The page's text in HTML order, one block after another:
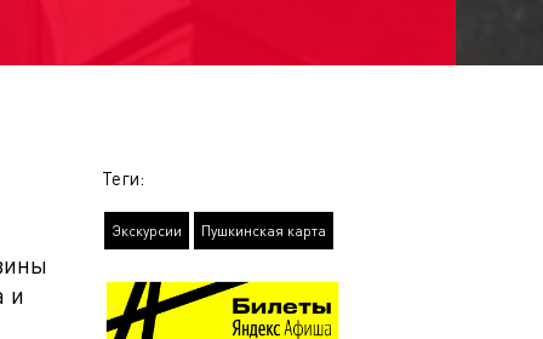
и
Теги:
Экскурсии Пушкинская карта